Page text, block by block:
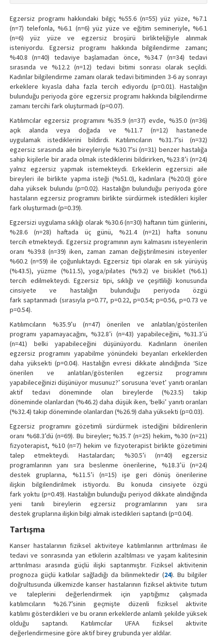
Egzersiz programı hakkındaki bilgi; %55.6 (n=55) yüz yüze, %7.1
(n=7) telefonla, %6.1 (n=6) yüz yüze ve eğitim semineriyle, %6.1
(n=6) yüz yüze ve egzersiz broşürü birlikteliğiyle alınmak
isteniyordu. Egzersiz programı hakkında bilgilendirme zamanı;
%40.8 (n=40) tedaviye başlamadan önce, %34.7 (n=34) tedavi
sırasında ve %12.2 (n=12) tedavi bitimi sonrası olarak seçildi.
Kadınlar bilgilendirme zamanı olarak tedavi bitiminden 3-6 ay sonrayı
erkeklere kıyasla daha fazla tercih ediyordu (p=0.01). Hastalığın
bulunduğu periyoda göre egzersiz programı hakkında bilgilendirme
zamanı tercihi fark oluşturmadı (p=0.07).
Katılımcılar egzersiz programını %35.9 (n=37) evde, %35.0 (n=36)
açık alanda veya doğada ve %11.7 (n=12) hastanede
uygulamak istediklerini bildirdi. Katılımcıların %31.7’si (n=32)
egzersiz sırasında aile bireyleriyle %30.7’si (n=31) benzer hastalığa
sahip kişilerle bir arada olmak istediklerini bildirirken, %23.8’i (n=24)
yalnız egzersiz yapmak istemekteydi. Erkeklerin egzersizi aile
bireyleri ile birlikte yapma isteği (%51.0), kadınlara (%20.0) göre
daha yüksek bulundu (p=0.02). Hastalığın bulunduğu periyoda göre
hastaların egzersiz programını birlikte sürdürmek istedikleri kişiler
fark oluşturmadı (p=0.39).
Egzersizi uygulama sıklığı olarak %30.6 (n=30) haftanın tüm günlerini,
%28.6 (n=28) haftada üç günü, %21.4 (n=21) hafta sonunu
tercih etmekteydi. Egzersiz programının aynı kalmasını isteyenlerin
oranı %39.8 (n=39) iken, zaman zaman değiştirilmesini isteyenler
%60.2 (n=59) ile çoğunluktaydı. Egzersiz tipi olarak en sık yürüyüş
(%43.5), yüzme (%11.5), yoga/pilates (%9.2) ve bisiklet (%6.1)
tercih edilmekteydi. Egzersiz tipi, sıklığı ve çeşitliliği konusunda
cinsiyete ve hastalığın bulunduğu periyoda özgü
fark saptanmadı (sırasıyla p=0.77, p=0.22, p=0.54; p=0.56, p=0.73 ve
p=0.54).
Katılımcıların %35.9’u (n=47) önerilen ve anlatılan/gösterilen
programı yapamayacağını, %32.8’i (n=43) yapabileceğini, %31.3’ü
(n=41) belki yapabileceğini düşünüyordu. Kadınların önerilen
egzersiz programını yapabilme yönündeki beyanları erkeklerden
daha yüksekti (p=0.04). Hastalığın evresi dikkate alındığında ‘Size
önerilen ve anlatılan/gösterilen egzersiz programını
yapabileceğinizi düşünüyor musunuz?’ sorusuna ‘evet’ yanıtı oranları
aktif tedavi döneminde olan bireylerde (%23.5) takip
döneminde olanlardan (%46.2) daha düşük iken, ‘belki’ yanıtı oranları
(%32.4) takip döneminde olanlardan (%26.9) daha yüksekti (p=0.03).
Egzersiz programını gözetimli sürdürmek istediğini bildirenlerin
oranı %68.3’dü (n=69). Bu bireyler; %35.7 (n=25) hekim, %30 (n=21)
fizyoterapist, %10 (n=7) hekim ve fizyoterapist birlikte gözetimini
talep etmekteydi. Hastalardan; %30.5’i (n=40) egzersiz
programlarının yanı sıra beslenme önerilerine, %18.3’ü (n=24)
destek gruplarına, %11.5’i (n=15) işe geri dönüş önerilerine
ilişkin bilgilendirilmek istiyordu. Bu konuda cinsiyete özgü
fark yoktu (p=0.49). Hastalığın bulunduğu periyod dikkate alındığında
yeni tanılı bireylerin egzersiz programlarının yanı sıra
destek gruplarına ilişkin bilgi almak istedikleri saptandı (p=0.04).
Tartışma
Kanser hastalarının fiziksel aktiviteye katılımlarının arttırılması ile
tedavi ve sonrasında yan etkilerin azaltılması ve yaşam kalitesinin
arttırılması arasında güçlü ilişki saptanmıştır. Fiziksel aktivitenin
prognoza güçlü katkılar sağladığı da bilinmektedir (24). Bu bilgiler
doğrultusunda ülkemizde kanser hastalarının fiziksel aktivite tutum
ve taleplerini değerlendirmek için yaptığımız çalışmada
katılımcıların %26.7’sinin geçmişte düzenli fiziksel aktivite
katılımı gösterdikleri ve bu oranın erkeklerde anlamlı şekilde yüksek
olduğu saptandı. Katılımcılar UFAA fiziksel aktivite
değerlendirmesine göre aktif birey grubunda yer aldılar.